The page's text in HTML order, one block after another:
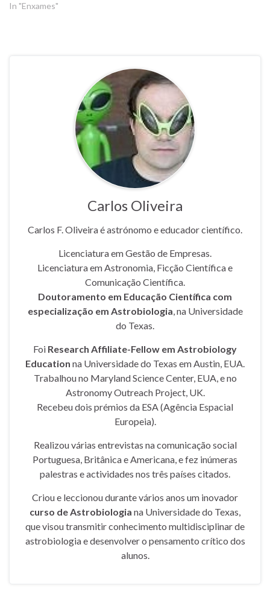
In "Enxames"
Carlos Oliveira
Carlos F. Oliveira é astrónomo e educador científico.
Licenciatura em Gestão de Empresas.
Licenciatura em Astronomia, Ficção Científica e
Comunicação Científica.
Doutoramento em Educação Científica com
especialização em Astrobiologia, na Universidade
do Texas.
Foi Research Affiliate-Fellow em Astrobiology
Education na Universidade do Texas em Austin, EUA.
Trabalhou no Maryland Science Center, EUA, e no
Astronomy Outreach Project, UK.
Recebeu dois prémios da ESA (Agência Espacial
Europeia).
Realizou várias entrevistas na comunicação social
Portuguesa, Britânica e Americana, e fez inúmeras
palestras e actividades nos três países citados.
Criou e leccionou durante vários anos um inovador
curso de Astrobiologia na Universidade do Texas,
que visou transmitir conhecimento multidisciplinar de
astrobiologia e desenvolver o pensamento crítico dos
alunos.